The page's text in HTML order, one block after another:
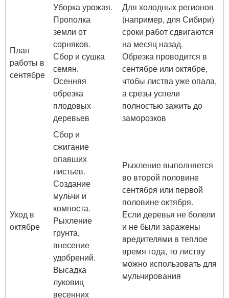
План
работы в
сентябре
Уборка урожая.
Прополка
земли от
сорняков.
Сбор и сушка
семян.
Осенняя
обрезка
плодовых
деревьев
Для холодных регионов
(например, для Сибири)
сроки работ сдвигаются
на месяц назад.
Обрезка проводится в
сентябре или октябре,
чтобы листва уже опала,
а срезы успели
полностью зажить до
заморозков
Уход в
октябре
Сбор и
сжигание
опавших
листьев.
Создание
мульчи и
компоста.
Рыхление
грунта,
внесение
удобрений.
Высадка
луковиц
весенних
Рыхление выполняется
во второй половине
сентября или первой
половине октября.
Если деревья не болели
и не были заражены
вредителями в теплое
время года, то листву
можно использовать для
мульчирования